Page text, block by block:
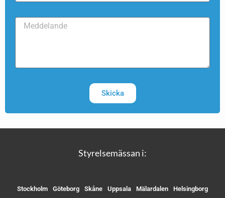
Skicka
Styrelsemässan i:
Stockholm Göteborg Skåne Uppsala Mälardalen Helsingborg